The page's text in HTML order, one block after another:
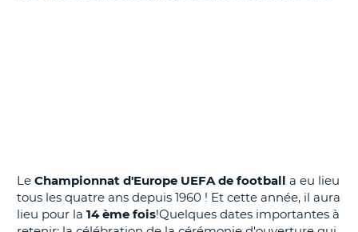
Le Championnat d'Europe UEFA de football a eu lieu
tous les quatre ans depuis 1960 ! Et cette année, il aura
lieu pour la 14 ème fois!Quelques dates importantes à